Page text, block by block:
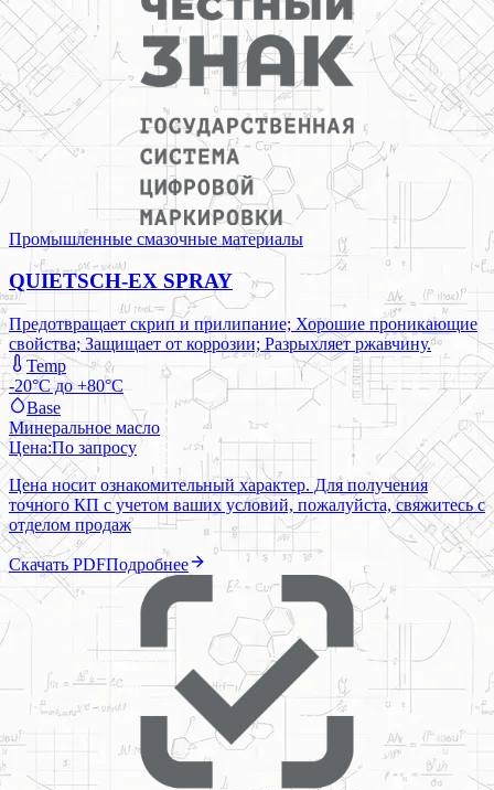
Промышленные смазочные материалы
QUIETSCH-EX SPRAY
Предотвращает скрип и прилипание; Хорошие проникающие
свойства; Защищает от коррозии; Разрыхляет ржавчину.
Temp
-20°C до +80°C
Base
Минеральное масло
Цена:По запросу
Цена носит ознакомительный характер. Для получения
точного КП с учетом ваших условий, пожалуйста, свяжитесь с
отделом продаж
Скачать PDFПодробнее